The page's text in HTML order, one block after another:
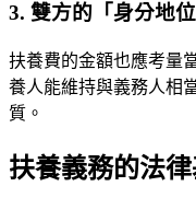
3. 雙方的「身分地位
扶養費的金額也應考量
養人能維持與義務人相
質。
扶養義務的法律